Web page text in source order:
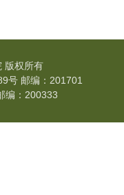
版权所有
号 邮编：201701
编：200333